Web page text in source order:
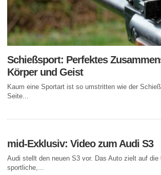
Schießsport: Perfektes
Körper und Geist
Kaum eine Sportart ist so umstritten wie der
Seite...
mid-Exklusiv: Video zum Audi S3
Audi stellt den neuen S3 vor. Das Auto zielt auf die
sportliche,...